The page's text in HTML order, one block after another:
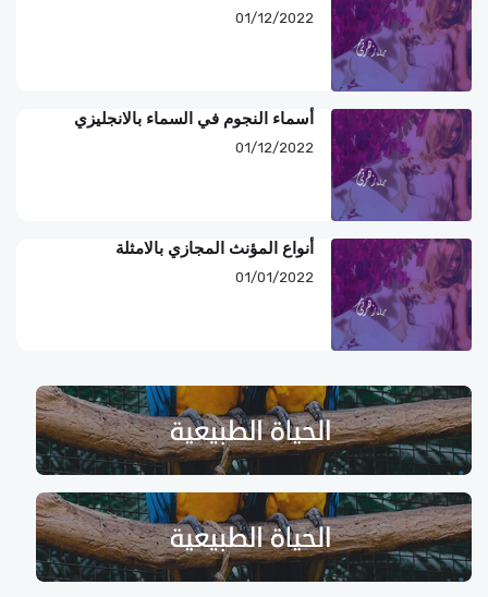
01/12/2022
أسماء النجوم في السماء بالانجليزي
01/12/2022
أنواع المؤنث المجازي بالامثلة
01/01/2022